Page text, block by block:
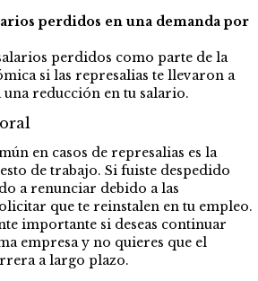
perdidos en una demanda por
perdidos como parte de la
si las represalias te llevaron a
reducción en tu salario.
en casos de represalias es la
de trabajo. Si fuiste despedido
a renunciar debido a las
que te reinstalen en tu empleo.
importante si deseas continuar
empresa y no quieres que el
a largo plazo.